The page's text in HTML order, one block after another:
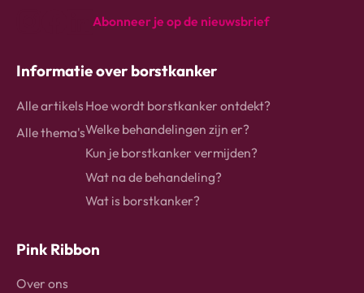
Abonneer je op de nieuwsbrief
Informatie over borstkanker
Alle artikels
Alle thema's
Hoe wordt borstkanker ontdekt?
Welke behandelingen zijn er?
Kun je borstkanker vermijden?
Wat na de behandeling?
Wat is borstkanker?
Pink Ribbon
Over ons